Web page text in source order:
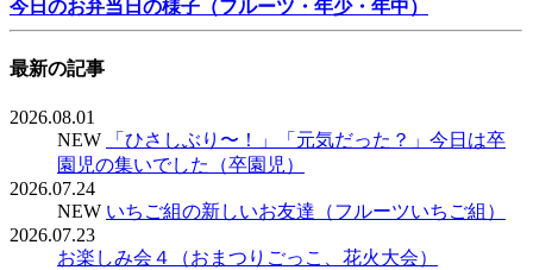
今日のお弁当日の様子（フルーツ・年少・年中）
最新の記事
2026.08.01
NEW
「ひさしぶり〜！」「元気だった？」今日は卒
園児の集いでした（卒園児）
2026.07.24
NEW いちご組の新しいお友達（フルーツいちご組）
2026.07.23
お楽しみ会４（おまつりごっこ、花火大会）